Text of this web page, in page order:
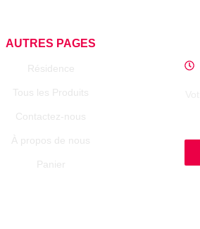
AUTRES PAGES
Résidence
Tous les Produits
Contactez-nous
À propos de nous
Panier